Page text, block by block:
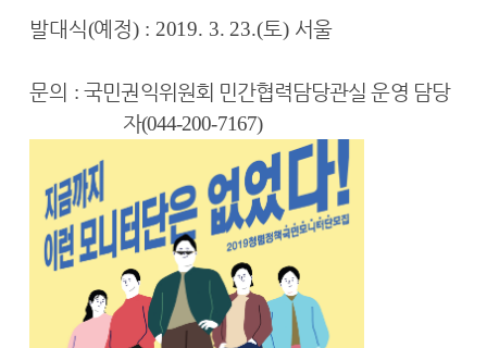
발대식(예정) : 2019. 3. 23.(토) 서울
문의 :국민권익위원회 민간협력담당관실 운영 담당
자(044-200-7167)